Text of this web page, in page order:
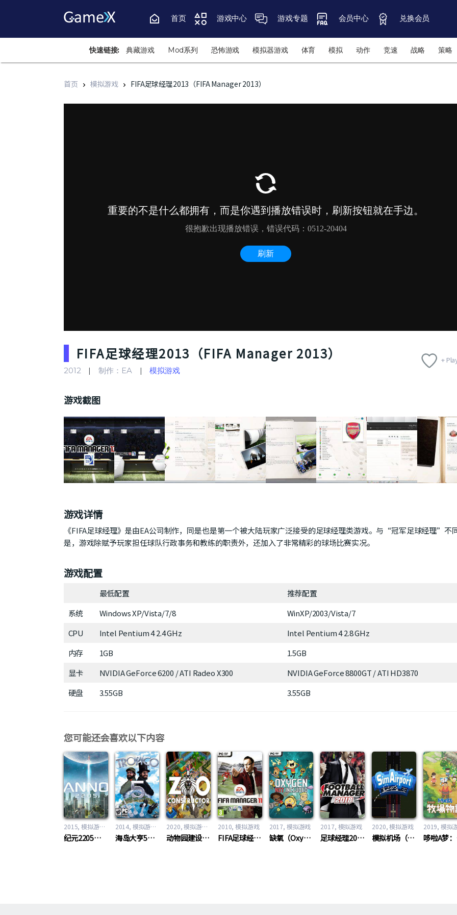
首页 游戏中心 游戏专题 会员中心 兑换会员
快速链接: 典藏游戏 Mod系列 恐怖游戏 模拟器游戏 体育 模拟 动作 竞速 战略 策略
首页 模拟游戏 FIFA足球经理2013（FIFA Manager 2013）
FIFA足球经理2013（FIFA Manager 2013）
2012 制作：EA 模拟游戏
+
游戏截图
游戏详情
《FIFA足球经理》是由EA公司制作，同是也是第一个被大陆玩家广泛接受的足球经理类游戏。与“冠军足球经理”不
是，游戏除赋予玩家担任球队行政事务和教练的职责外，还加入了非常精彩的球场比赛实况。
游戏配置
最低配置
推荐配置
系统
Windows XP/Vista/7/8
WinXP/2003/Vista/7
CPU
Intel Pentium 4 2.4 GHz
Intel Pentium 4 2.8 GHz
内存
1GB
1.5GB
显卡
NVIDIA GeForce 6200 / ATI Radeo X300
NVIDIA GeForce 8800GT / ATI HD3870
硬盘
3.55GB 3.55GB
您可能还会喜欢以下内容
2015 模拟游戏 策略游戏
纪元2205（Anno 2205）
2014 模拟游戏 策略游戏
海岛大亨5（Tropico 5）
2020 模拟游戏 策略游戏
动物园建设者（Zoo Constructor）
2010 模拟游戏
FIFA足球经理2011（FIFA Manager 2011）
2017 模拟游戏
缺氧（Oxygen Not Included）
2017 模拟游戏
足球经理2018（Football Manager 2018）
2020 模拟游戏
模拟机场（SimAirport）
2019 模拟
哆